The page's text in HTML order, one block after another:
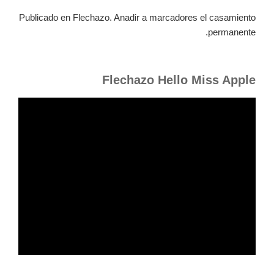
Publicado en Flechazo. Anadir a marcadores el casamiento
permanente.
Flechazo Hello Miss Apple